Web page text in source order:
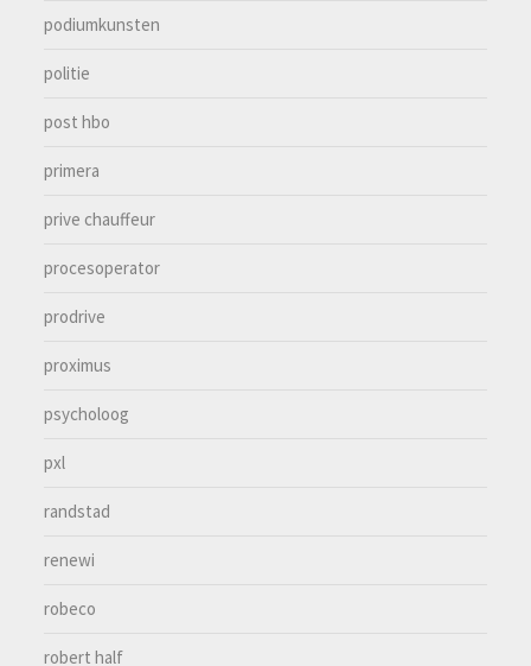
podiumkunsten
politie
post hbo
primera
prive chauffeur
procesoperator
prodrive
proximus
psycholoog
pxl
randstad
renewi
robeco
robert half